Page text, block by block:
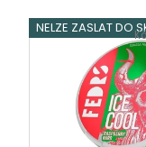
n
V
ýNELZE ZASLAT DO
LIQUID DEKANG